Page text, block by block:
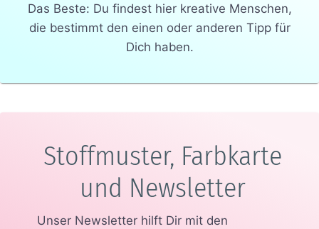
Das Beste: Du findest hier kreative Menschen,
die bestimmt den einen oder anderen Tipp für
Dich haben.
Stoffmuster, Farbkarte
und Newsletter
Unser Newsletter hilft Dir mit den